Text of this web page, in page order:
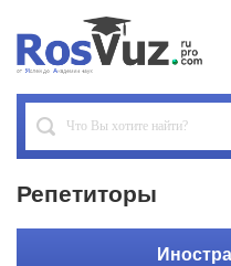
Репетиторы